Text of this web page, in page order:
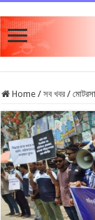
Home / সব খবর /